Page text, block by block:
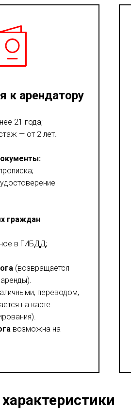
к арендатору
21 года;
— от 2 лет.
граждан
в ГИБДД;
(возвращается
переводом,
на карте
возможна на